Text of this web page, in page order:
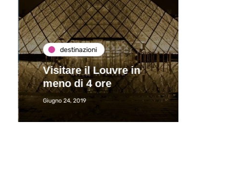
destinazioni
Visitare il Louvre in
meno di 4 ore
Giugno 24, 2019